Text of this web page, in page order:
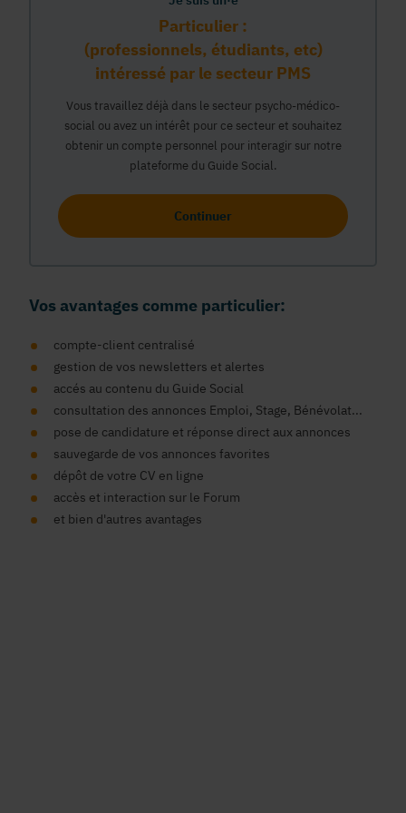
Particulier :
(professionnels, étudiants, etc)
intéressé par le secteur PMS
Vous travaillez déjà dans le secteur psycho-médico-
social ou avez un intérêt pour ce secteur et souhaitez
obtenir un compte personnel pour interagir sur notre
plateforme du Guide Social.
Continuer
Vos avantages comme particulier:
compte-client centralisé
gestion de vos newsletters et alertes
accés au contenu du Guide Social
consultation des annonces Emploi, Stage, Bénévolat...
pose de candidature et réponse direct aux annonces
sauvegarde de vos annonces favorites
dépôt de votre CV en ligne
accès et interaction sur le Forum
et bien d'autres avantages